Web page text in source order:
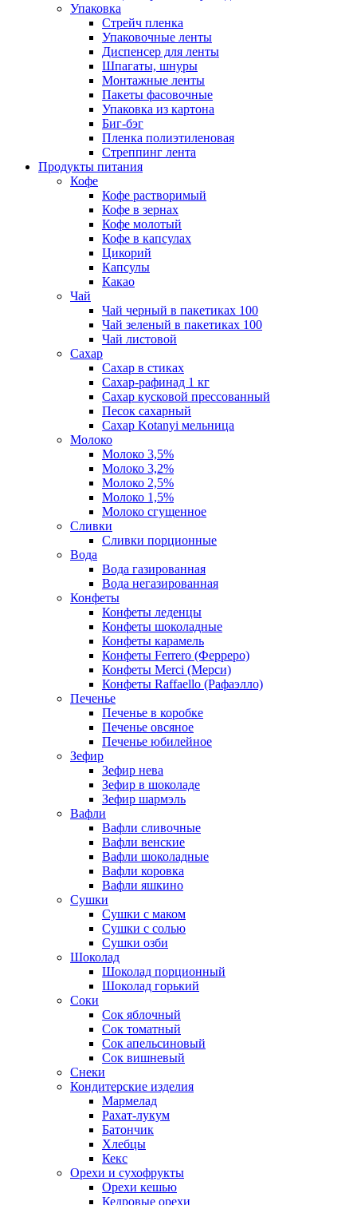
Упаковка
Стрейч пленка
Упаковочные ленты
Диспенсер для ленты
Шпагаты, шнуры
Монтажные ленты
Пакеты фасовочные
Упаковка из картона
Биг-бэг
Пленка полиэтиленовая
Стреппинг лента
Продукты питания
Кофе
Кофе растворимый
Кофе в зернах
Кофе молотый
Кофе в капсулах
Цикорий
Капсулы
Какао
Чай
Чай черный в пакетиках 100
Чай зеленый в пакетиках 100
Чай листовой
Сахар
Сахар в стиках
Сахар-рафинад 1 кг
Сахар кусковой прессованный
Песок сахарный
Сахар Kotanyi мельница
Молоко
Молоко 3,5%
Молоко 3,2%
Молоко 2,5%
Молоко 1,5%
Молоко сгущенное
Сливки
Сливки порционные
Вода
Вода газированная
Вода негазированная
Конфеты
Конфеты леденцы
Конфеты шоколадные
Конфеты карамель
Конфеты Ferrero (Ферреро)
Конфеты Merci (Мерси)
Конфеты Raffaello (Рафаэлло)
Печенье
Печенье в коробке
Печенье овсяное
Печенье юбилейное
Зефир
Зефир нева
Зефир в шоколаде
Зефир шармэль
Вафли
Вафли сливочные
Вафли венские
Вафли шоколадные
Вафли коровка
Вафли яшкино
Сушки
Сушки с маком
Сушки с солью
Сушки озби
Шоколад
Шоколад порционный
Шоколад горький
Соки
Сок яблочный
Сок томатный
Сок апельсиновый
Сок вишневый
Снеки
Кондитерские изделия
Мармелад
Рахат-лукум
Батончик
Хлебцы
Кекс
Орехи и сухофрукты
Орехи кешью
Кедровые орехи